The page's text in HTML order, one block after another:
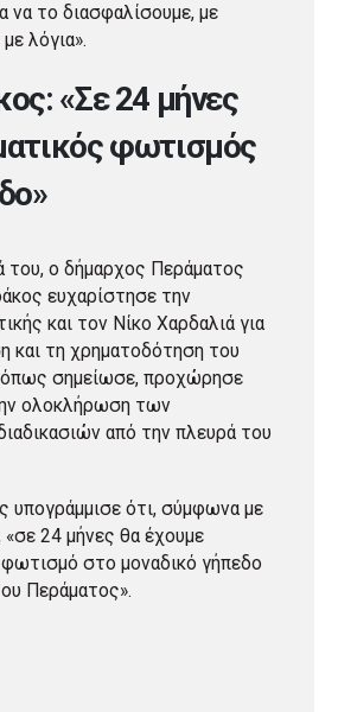
να το διασφαλίσουμε, με
λόγια».
«Σε 24 μήνες
φωτισμός
του, ο δήμαρχος Περάματος
ευχαρίστησε την
και τον Νίκο Χαρδαλιά για
και τη χρηματοδότηση του
όπως σημείωσε, προχώρησε
ολοκλήρωση των
από την πλευρά του
υπογράμμισε ότι, σύμφωνα με
«σε 24 μήνες θα έχουμε
φωτισμό στο μοναδικό γήπεδο
Περάματος».